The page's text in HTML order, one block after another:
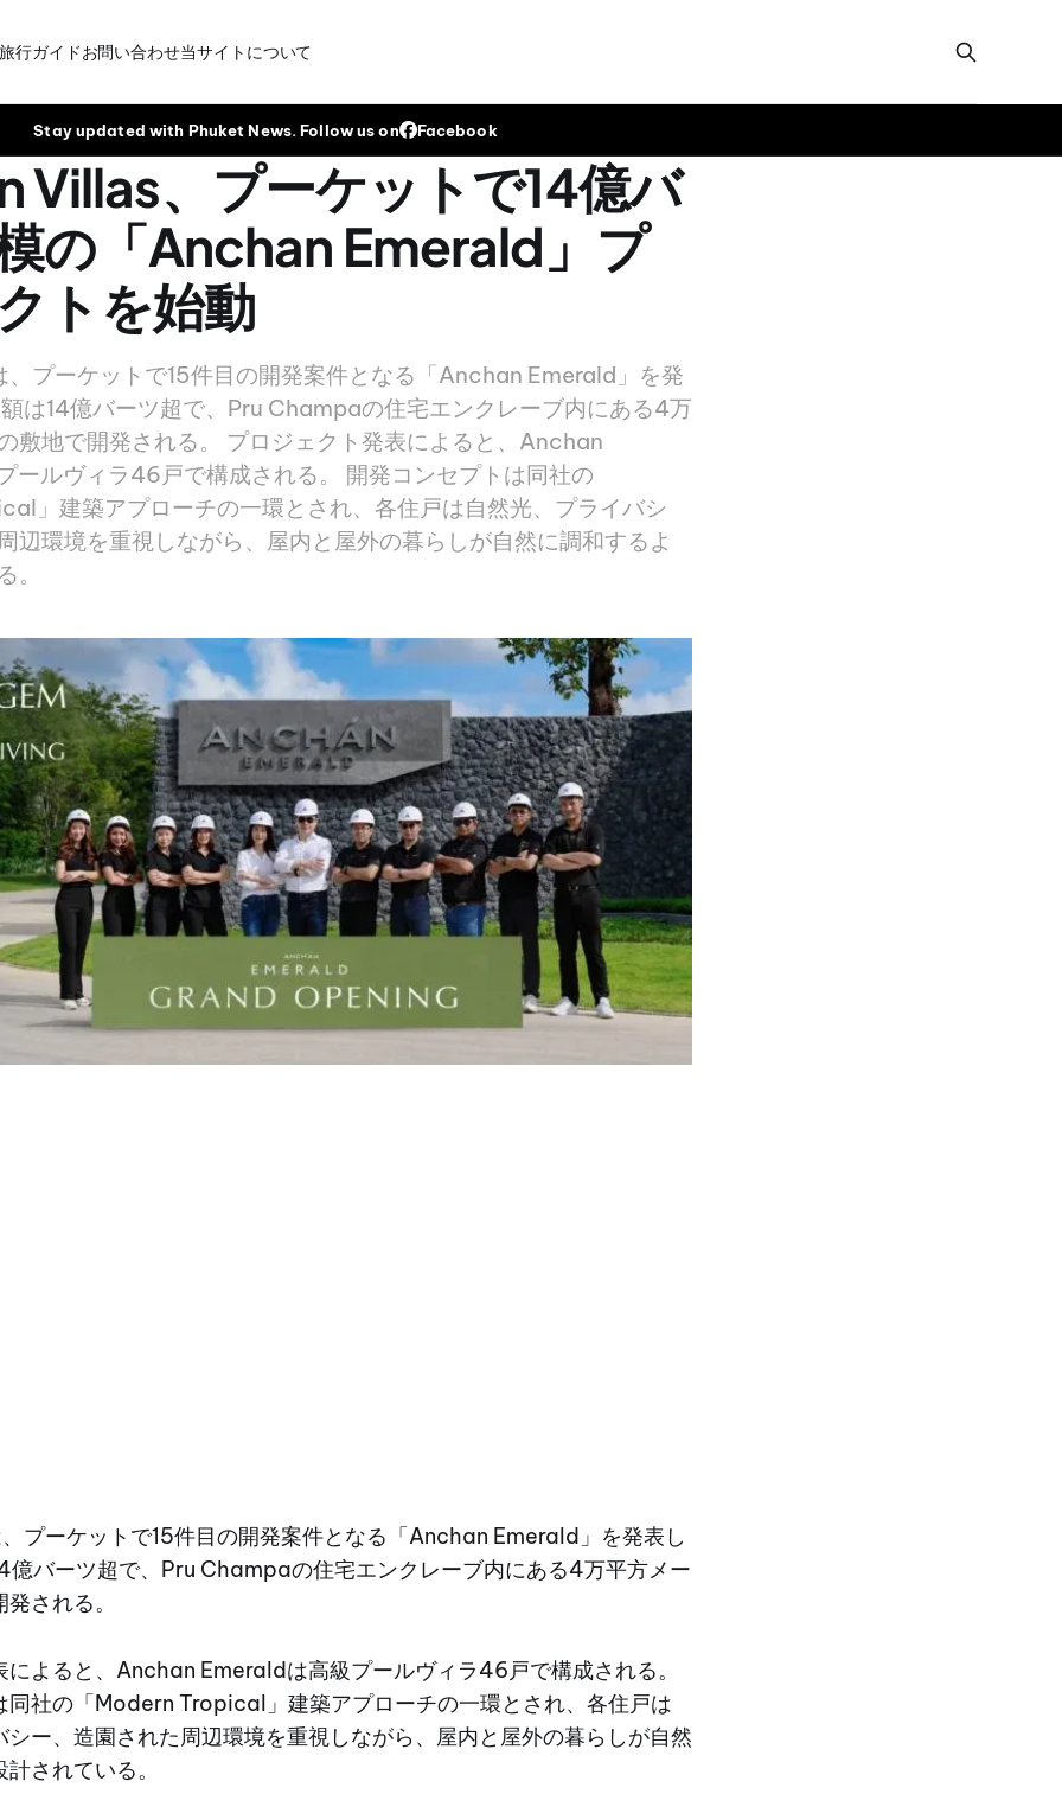
行ガイドお問い合わせ当サイトについて
Stay updated with Phuket News. Follow us on Facebook
Villas、プーケットで14億バ
の「Anchan Emerald」プ
トを始動
プーケットで15件目の開発案件となる「Anchan Emerald」を発
は14億バーツ超で、Pru Champaの住宅エンクレーブ内にある4万
敷地で開発される。 プロジェクト発表によると、Anchan
ールヴィラ46戸で構成される。 開発コンセプトは同社の
」建築アプローチの一環とされ、各住戸は自然光、プライバシ
辺環境を重視しながら、屋内と屋外の暮らしが自然に調和するよ
。
プーケットで15件目の開発案件となる「Anchan Emerald」を発表し
億バーツ超で、Pru Champaの住宅エンクレーブ内にある4万平方メー
される。
によると、Anchan Emeraldは高級プールヴィラ46戸で構成される。
同社の「Modern Tropical」建築アプローチの一環とされ、各住戸は
シー、造園された周辺環境を重視しながら、屋内と屋外の暮らしが自然
されている。